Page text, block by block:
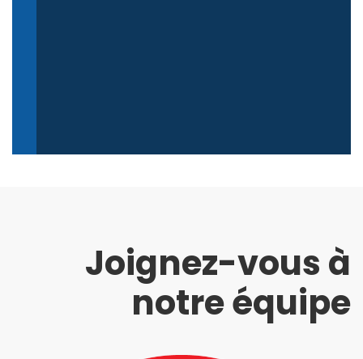
Joignez-vous à
notre équipe